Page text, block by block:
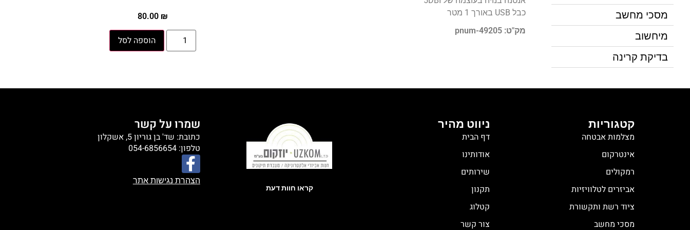
מסכי מחשב
מיחשוב
בדיקת קרינה
כבל USB באורך 1 מטר
מק"ט: pnum-49205
80.00 ₪
הוספה לסל
קטגוריות
מצלמות אבטחה
אינטרקום
רמקולים
אביזרים לטלוויזיות
ציוד רשת ותקשורת
מסכי מחשב
ניווט מהיר
דף הבית
אודותינו
שירותים
תקנון
קטלוג
צור קשר
קראו חוות דעת
שמרו על קשר
כתובת: שד' בן גוריון 5, אשקלון
טלפון: 054-6856654
הצהרת נגישות אתר